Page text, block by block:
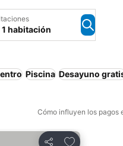
habitación
Piscina Desayuno
Cómo influyen los pagos
Añadir a